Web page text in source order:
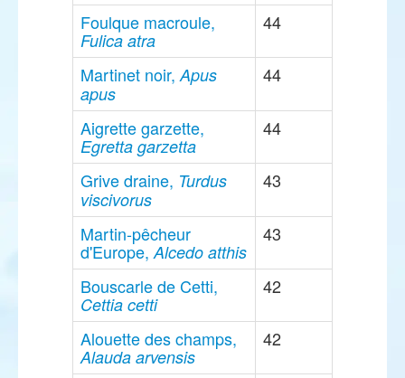
Foulque macroule,
Fulica atra
44
Martinet noir, Apus
apus
44
Aigrette garzette,
Egretta garzetta
44
Grive draine, Turdus
viscivorus
43
Martin-pêcheur
d'Europe, Alcedo atthis
43
Bouscarle de Cetti,
Cettia cetti
42
Alouette des champs,
Alauda arvensis
42